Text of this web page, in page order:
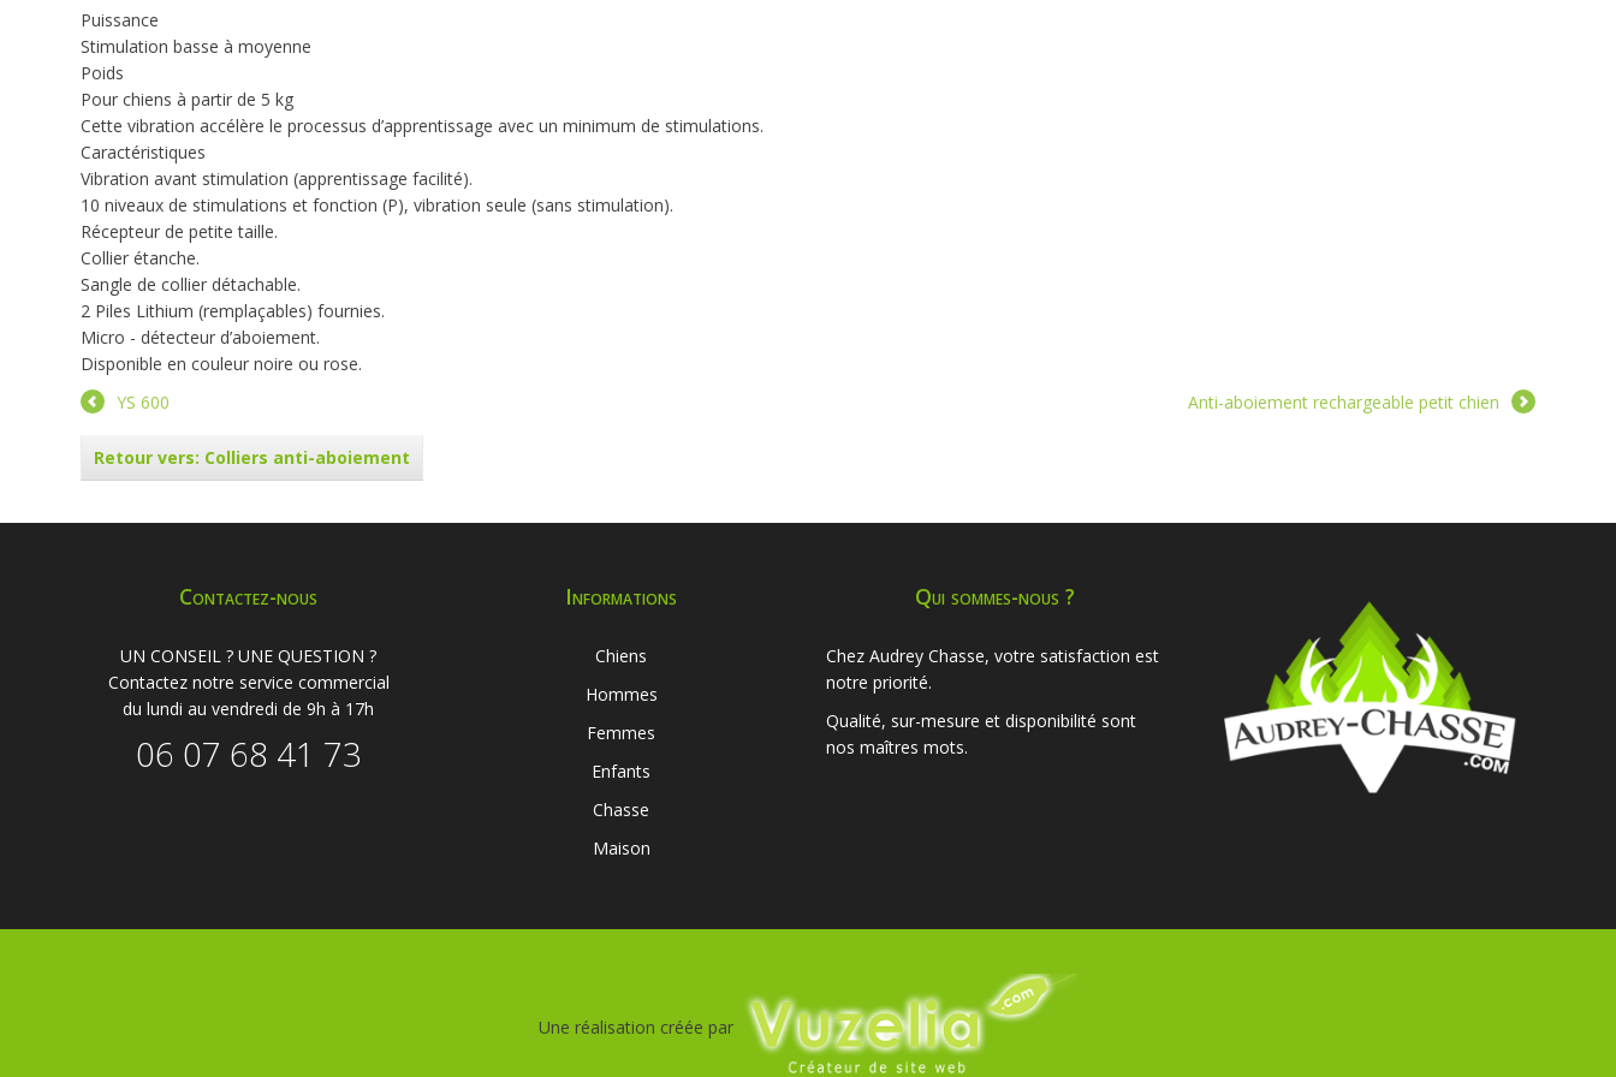
Puissance
Stimulation basse à moyenne
Poids
Pour chiens à partir de 5 kg
Cette vibration accélère le processus d’apprentissage avec un minimum de stimulations.
Caractéristiques
Vibration avant stimulation (apprentissage facilité).
10 niveaux de stimulations et fonction (P), vibration seule (sans stimulation).
Récepteur de petite taille.
Collier étanche.
Sangle de collier détachable.
2 Piles Lithium (remplaçables) fournies.
Micro - détecteur d’aboiement.
Disponible en couleur noire ou rose.
Anti-aboiement rechargeable petit chien
YS 600
Retour vers: Colliers anti-aboiement
Contactez-nous
UN CONSEIL ? UNE QUESTION ?
Contactez notre service commercial
du lundi au vendredi de 9h à 17h
06 07 68 41 73
Informations
Chiens
Hommes
Femmes
Enfants
Chasse
Maison
Qui sommes-nous ?
Chez Audrey Chasse, votre satisfaction est
notre priorité.
Qualité, sur-mesure et disponibilité sont
nos maîtres mots.
Une réalisation créée par